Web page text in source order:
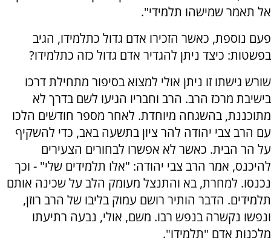
אל תאמר שמישהו תלמידי".
פעם נוספת, כאשר הזכירו אדם גדול כתלמידו, הגיב
בפשטות: כיצד ניתן להגדיר אדם גדול כזה כתלמידו?
שורש גישתו זו ניתן אולי למצוא בסיפור מתחילת דרכו
בישיבת מרכז הרב. הרב וחבריו הגיעו לשם בדרך לא
מתוכננת, בהשגחה מיוחדת. לאחר מספר חודשים הלכו
עם הרב צבי יהודה להר ציון בתשעה באב, כדי להשקיף
על הר הבית. כאשר לא אפשרו לבחורים הצעירים
להיכנס, אמר הרב צבי יהודה: "אלו תלמידים שלי" - וכך
נכנסו. למחרת, בא והתנצל מעומק הלב על שכינה אותם
תלמידים. הדבר הותיר רושם עמוק בליבו של הרב רוזן,
ונפשו נקשרה בנפש רבו. משם, אולי, נבעה רתיעתו
מלכנות אדם "תלמידו".